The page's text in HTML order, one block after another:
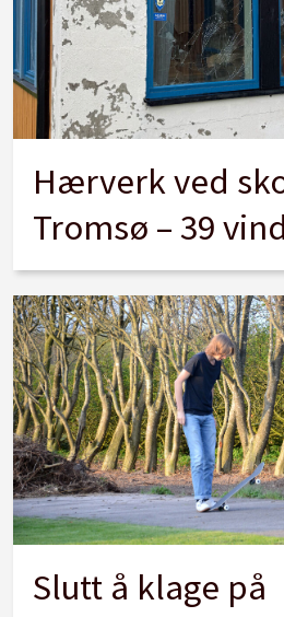
Hærverk ved
Tromsø – 39
Slutt å klage på